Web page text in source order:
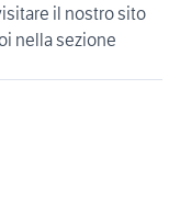
il nostro sito
nella sezione